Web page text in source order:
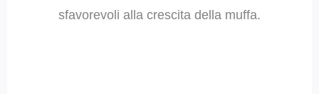
sfavorevoli alla crescita della muffa.